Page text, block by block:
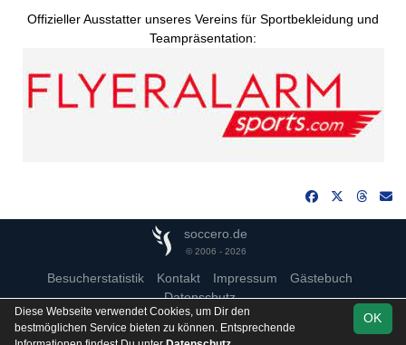
Offizieller Ausstatter unseres Vereins für Sportbekleidung und
Teampräsentation:
soccero.de
© 2006 - 2026
Besucherstatistik Kontakt Impressum
Gästebuch
Datenschutz
OK
Diese Webseite verwendet Cookies, um Dir den
bestmöglichen Service bieten zu können. Entsprechende